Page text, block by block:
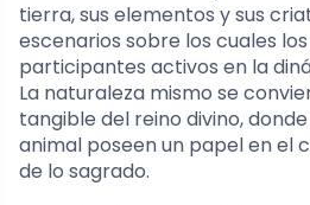
tierra, sus elementos y sus
escenarios sobre los cuales
participantes activos en la
La naturaleza mismo se
tangible del reino divino,
animal poseen un papel en el
de lo sagrado.